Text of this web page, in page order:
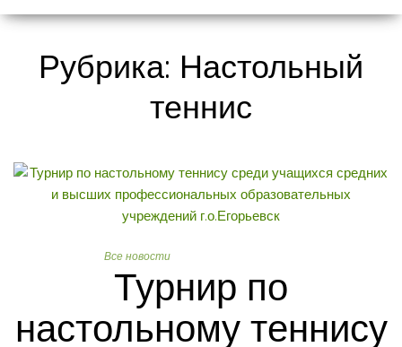
МЕЩЕРА
Рубрика: Настольный
теннис
Все новости
Турнир по
настольному теннису